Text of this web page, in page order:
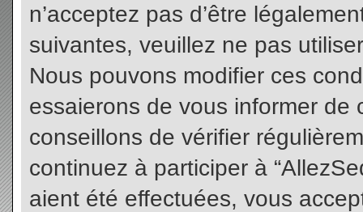
n’acceptez pas d’être
suivantes, veuillez ne pas
Nous pouvons modifier ces
essaierons de vous informer
conseillons de vérifier
continuez à participer à
aient été effectuées, vous